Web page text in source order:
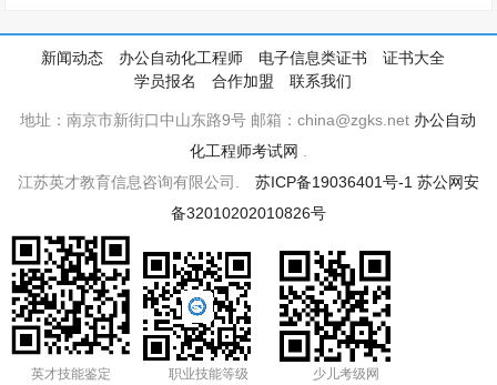
新闻动态 办公自动化工程师 电子信息类证书
证书大全
学员报名
合作加盟 联系我们
地址：南京市新街口中山东路9号 邮箱：china@zgks.net 办公自动
化工程师考试网 .
江苏英才教育信息咨询有限公司. 苏ICP备19036401号-1 苏公网安
备32010202010826号
英才技能鉴定 职业技能等级 少儿考级网